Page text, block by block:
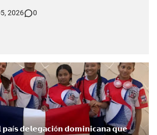
que la ciudad atraviesa una etapa de
2026 0
𝗽𝗮í𝘀 𝗱𝗲𝗹𝗲𝗴𝗮𝗰𝗶ó𝗻 𝗱𝗼𝗺𝗶𝗻𝗶𝗰𝗮𝗻𝗮 𝗾𝘂𝗲